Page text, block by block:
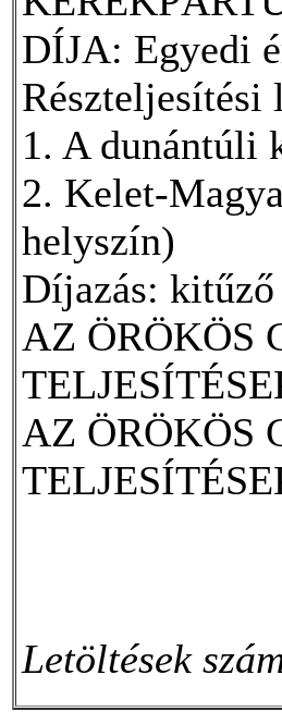
DÍJA: Egyedi
Részteljesítési
1. A dunántúli
2. Kelet-
helyszín)
Díjazás:
AZ ÖRÖKÖS
AZ ÖRÖKÖS
Letöltések